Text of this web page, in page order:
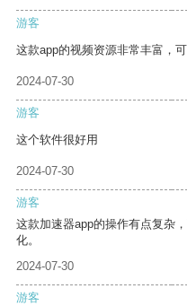
游客
这款app的视频资源非常丰富，
2024-07-30
游客
这个软件很好用
2024-07-30
游客
这款加速器app的操作有点复杂
化。
2024-07-30
游客